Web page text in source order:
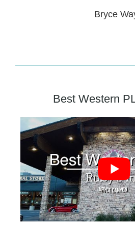
Best Western